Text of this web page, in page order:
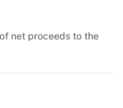
net proceeds to the